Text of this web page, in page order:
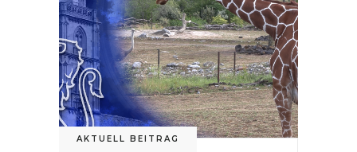
AKTUELL BEITRAG